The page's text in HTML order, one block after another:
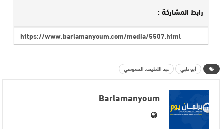
رابط المشاركة :
أبو ظبي عبد اللطيف. الحموشي
Barlamanyoum